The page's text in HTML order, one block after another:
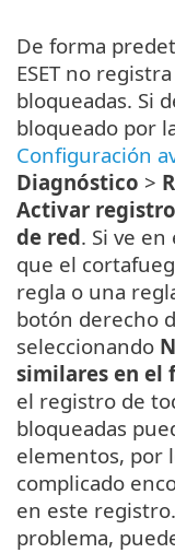
De forma
ESET no
bloqueadas. Si
bloqueado por
Configuración
Diagnóstico >
Activar
de red. Si ve
que el
regla o una
botón derecho
seleccionando
similares en el
el registro de
bloqueadas
elementos, por
complicado
en este
problema,